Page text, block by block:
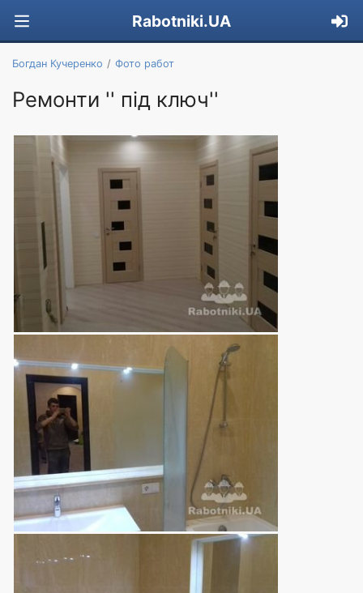
Rabotniki.UA
Богдан Кучеренко Фото работ
Ремонти '' під ключ''